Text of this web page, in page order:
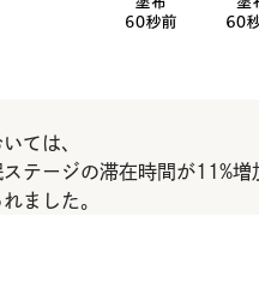
ては、
テージの滞在時間が11%増
ました。